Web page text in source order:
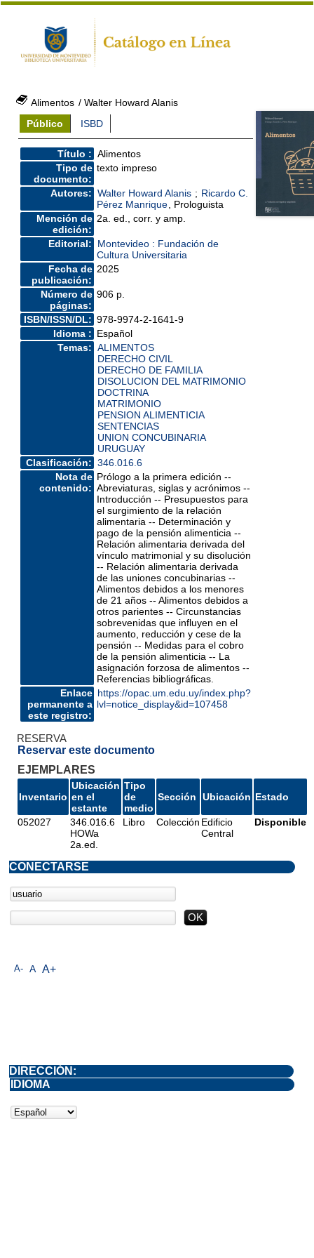
Alimentos / Walter Howard Alanis
Público
ISBD
Título : Alimentos
Tipo de
documento:
texto impreso
Autores: Walter Howard Alanis ; Ricardo C.
Pérez Manrique , Prologuista
Mención de
edición:
2a. ed., corr. y amp.
Editorial:
Montevideo : Fundación de
Cultura Universitaria
Fecha de
publicación:
2025
Número de
páginas:
906 p.
ISBN/ISSN/DL: 978-9974-2-1641-9
Idioma : Español
Temas: ALIMENTOS
DERECHO CIVIL
DERECHO DE FAMILIA
DISOLUCION DEL MATRIMONIO
DOCTRINA
MATRIMONIO
PENSION ALIMENTICIA
SENTENCIAS
UNION CONCUBINARIA
URUGUAY
Clasificación: 346.016.6
Nota de
contenido:
Prólogo a la primera edición --
Abreviaturas, siglas y acrónimos --
Introducción -- Presupuestos para
el surgimiento de la relación
alimentaria -- Determinación y
pago de la pensión alimenticia --
Relación alimentaria derivada del
vínculo matrimonial y su disolución
-- Relación alimentaria derivada
de las uniones concubinarias --
Alimentos debidos a los menores
de 21 años -- Alimentos debidos a
otros parientes -- Circunstancias
sobrevenidas que influyen en el
aumento, reducción y cese de la
pensión -- Medidas para el cobro
de la pensión alimenticia -- La
asignación forzosa de alimentos --
Referencias bibliográficas.
Enlace
permanente a
este registro:
https://opac.um.edu.uy/index.php?
lvl=notice_display&id=107458
RESERVA
Reservar este documento
EJEMPLARES
Inventario
Ubicación
en el
estante
Tipo
de
medio
Sección Ubicación Estado
052027
346.016.6
HOWa
2a.ed.
Libro Colección Edificio
Central
Disponible
A- A A+
CONECTARSE
DIRECCIÓN:
IDIOMA